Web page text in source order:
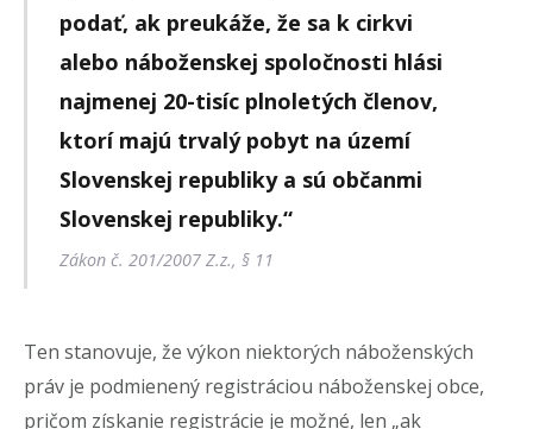
podať, ak preukáže, že sa k cirkvi
alebo náboženskej spoločnosti hlási
najmenej 20-tisíc plnoletých členov,
ktorí majú trvalý pobyt na území
Slovenskej republiky a sú občanmi
Slovenskej republiky.“
Zákon č. 201/2007 Z.z., § 11
Ten stanovuje, že výkon niektorých náboženských
práv je podmienený registráciou náboženskej obce,
pričom získanie registrácie je možné, len „ak